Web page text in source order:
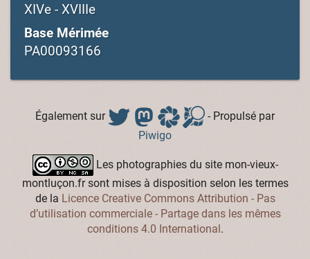
XIVe - XVIIIe
Base Mérimée
PA00093166
Également sur
- Propulsé par
Piwigo
Les photographies du site mon-vieux-
montluçon.fr sont mises à disposition selon les termes
de la Licence Creative Commons Attribution - Pas
d’utilisation commerciale - Partage dans les mêmes
conditions 4.0 International.